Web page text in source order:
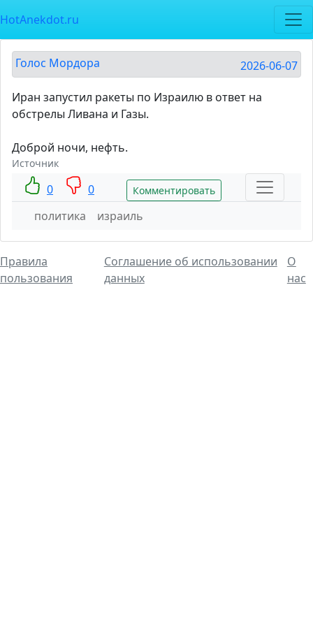
HotAnekdot.ru
Голос Мордора 2026-06-07
Иран запустил ракеты по Израилю в ответ на
обстрелы Ливана и Газы.
Доброй ночи, нефть.
Источник
0 0 Комментировать
политика израиль
Правила
пользования
Соглашение об использовании
данных
О
нас